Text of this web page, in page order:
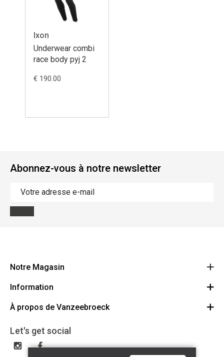
Ixon
Underwear combi
race body pyj 2
€ 190.00
Abonnez-vous à notre newsletter
Notre Magasin
Vanzeebroeck Motors
1600 Sint-Pieters-Leeuw
023316022
Information
Annulation Commande
Conditions générales
À propos de Vanzeebroeck
Cheque Cadeau
Échange et Retours
Let's get social